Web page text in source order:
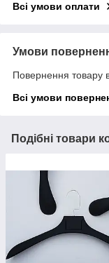
Всі умови оплати
Умови
Повернення товару
Всі умови
Подібні товари